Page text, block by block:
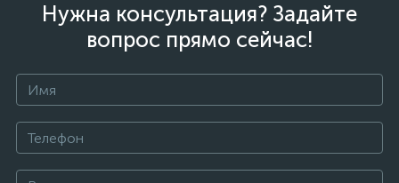
Нужна консультация? Задайте
вопрос прямо сейчас!